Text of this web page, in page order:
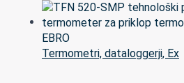
Termometri, dataloggerji, Ex